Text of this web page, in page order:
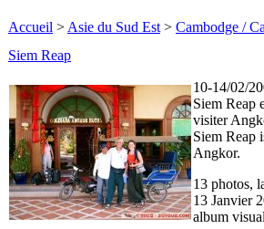
Accueil > Asie du Sud Est > Cambodge /
Siem Reap
10-14/02/
Siem Reap
visiter
Siem Reap
Angkor.
13 photos,
13 Janvier
album